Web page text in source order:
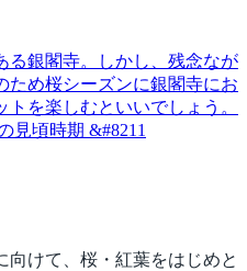
る銀閣寺。しかし、残念なが
ため桜シーズンに銀閣寺にお
を楽しむといいでしょう。
見頃時期 &#8211
向けて、桜・紅葉をはじめと